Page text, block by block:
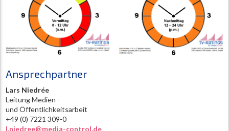
Ansprechpartner
Lars Niedrée
Leitung Medien -
und Öffentlichkeitsarbeit
+49 (0) 7221 309-0
l.niedree@media-control.de